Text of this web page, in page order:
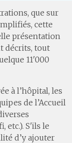
que sur
cette
présentation
décrits, tout
11'000
à l’hôpital, les
de l’Accueil
etc.). S'ils le
d’y ajouter